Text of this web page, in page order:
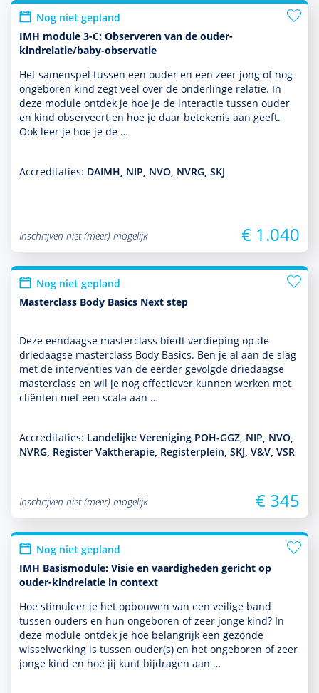
Nog niet gepland
IMH module 3-C: Observeren van de ouder-
kindrelatie/baby-observatie
Het samenspel tussen een ouder en een zeer jong of nog
ongeboren kind zegt veel over de onderlinge relatie. In
deze module ontdek je hoe je de interactie tussen ouder
en kind observeert en hoe je daar bete­kenis aan geeft.
Ook leer je hoe je de …
Accreditaties: DAIMH, NIP, NVO, NVRG, SKJ
Inschrijven niet (meer) mogelijk € 1.040
Nog niet gepland
Masterclass Body Basics Next step
Deze eendaagse master­class biedt verdieping op de
driedaagse master­class Body Basics. Ben je al aan de slag
met de inter­venties van de eerder gevolgde driedaagse
master­class en wil je nog effectiever kunnen werken met
cliënten met een scala aan …
Accreditaties: Landelijke Vereniging POH-GGZ, NIP, NVO,
NVRG, Register Vaktherapie, Registerplein, SKJ, V&V, VSR
Inschrijven niet (meer) mogelijk € 345
Nog niet gepland
IMH Basismodule: Visie en vaardigheden gericht op
ouder-kindrelatie in context
Hoe stimuleer je het opbouwen van een veilige band
tussen ouders en hun ongeboren of zeer jonge kind? In
deze module ontdek je hoe belang­rijk een gezonde
wisselwerking is tussen ouder(s) en het ongeboren of zeer
jonge kind en hoe jij kunt bijdragen aan …